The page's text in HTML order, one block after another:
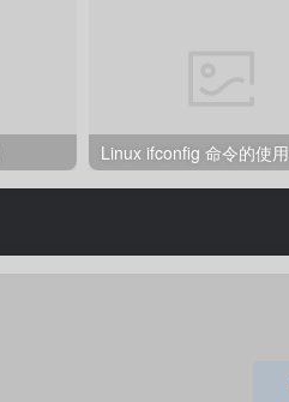
Linux ifconfig 命令的使用